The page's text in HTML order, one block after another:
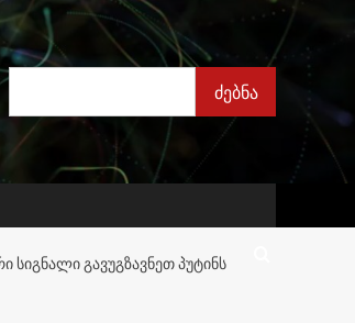
ძებნა
ძებნა
ᲡᲘᲒᲜᲐᲚᲘ ᲒᲐᲕᲣᲒᲖᲐᲕᲜᲔᲗ ᲞᲣᲢᲘᲜᲡ